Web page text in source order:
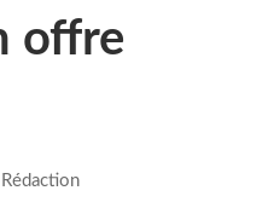
offre
Rédaction